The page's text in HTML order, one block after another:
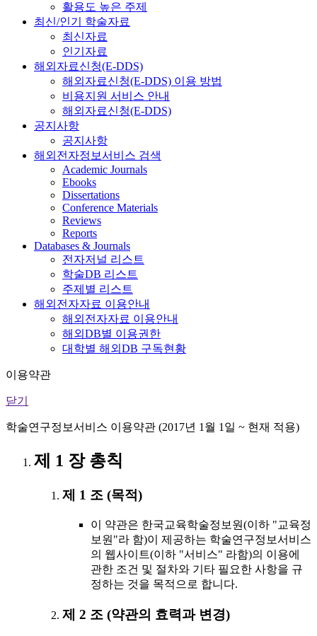
활용도 높은 주제
최신/인기 학술자료
최신자료
인기자료
해외자료신청(E-DDS)
해외자료신청(E-DDS) 이용 방법
비용지원 서비스 안내
해외자료신청(E-DDS)
공지사항
공지사항
해외전자정보서비스 검색
Academic Journals
Ebooks
Dissertations
Conference Materials
Reviews
Reports
Databases & Journals
전자저널 리스트
학술DB 리스트
주제별 리스트
해외전자자료 이용안내
해외전자자료 이용안내
해외DB별 이용권한
대학별 해외DB 구독현황
이용약관
닫기
학술연구정보서비스 이용약관 (2017년 1월 1일 ~ 현재 적용)
제 1 장 총칙
제 1 조 (목적)
이 약관은 한국교육학술정보원(이하 "교육정
보원"라 함)이 제공하는 학술연구정보서비스
의 웹사이트(이하 "서비스" 라함)의 이용에
관한 조건 및 절차와 기타 필요한 사항을 규
정하는 것을 목적으로 합니다.
제 2 조 (약관의 효력과 변경)